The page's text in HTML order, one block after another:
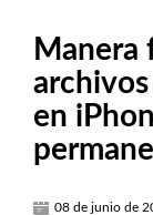
Manera
en
08 de junio de